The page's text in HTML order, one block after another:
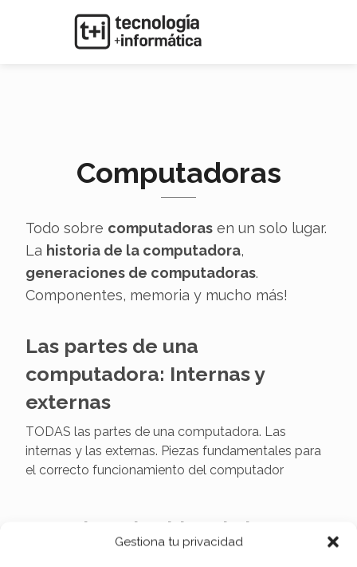
Gestiona tu privacidad
Computadoras
Todo sobre computadoras en un solo lugar.
La historia de la computadora,
generaciones de computadoras.
Componentes, memoria y mucho más!
Las partes de una
computadora: Internas y
externas
TODAS las partes de una computadora. Las
internas y las externas. Piezas fundamentales para
el correcto funcionamiento del computador
La tarjeta de video de la